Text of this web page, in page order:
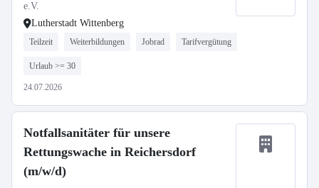
e.V.
Lutherstadt Wittenberg
Teilzeit Weiterbildungen Jobrad Tarifvergütung
Urlaub >= 30
24.07.2026
Notfallsanitäter für unsere
Rettungswache in Reichersdorf
(m/w/d)